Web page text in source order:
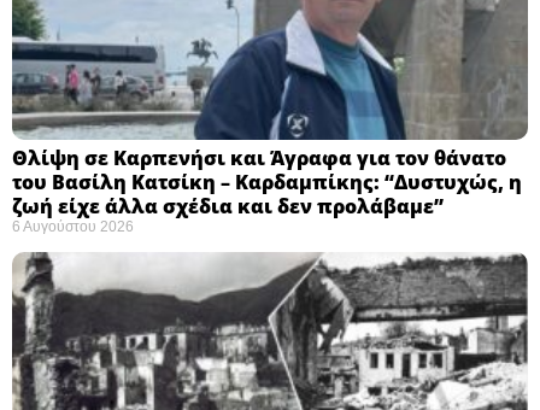
Θλίψη σε Καρπενήσι και Άγραφα για τον θάνατο
του Βασίλη Κατσίκη – Καρδαμπίκης: “Δυστυχώς, η
ζωή είχε άλλα σχέδια και δεν προλάβαμε”
6 Αυγούστου 2026